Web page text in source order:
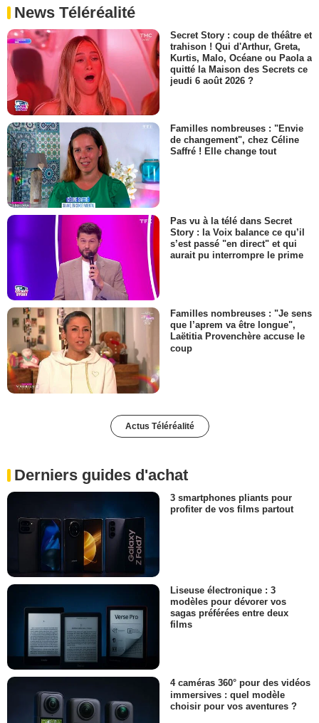
News Téléréalité
Secret Story : coup de théâtre et
trahison ! Qui d'Arthur, Greta,
Kurtis, Malo, Océane ou Paola a
quitté la Maison des Secrets ce
jeudi 6 août 2026 ?
Familles nombreuses : "Envie
de changement", chez Céline
Saffré ! Elle change tout
Pas vu à la télé dans Secret
Story : la Voix balance ce qu’il
s’est passé "en direct" et qui
aurait pu interrompre le prime
Familles nombreuses : "Je sens
que l’aprem va être longue",
Laëtitia Provenchère accuse le
coup
Actus Téléréalité
Derniers guides d'achat
3 smartphones pliants pour
profiter de vos films partout
Liseuse électronique : 3
modèles pour dévorer vos
sagas préférées entre deux
films
4 caméras 360° pour des vidéos
immersives : quel modèle
choisir pour vos aventures ?